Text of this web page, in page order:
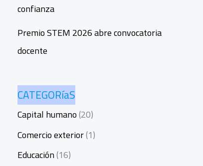
confianza
Premio STEM 2026 abre convocatoria
docente
CATEGORíaS
Capital humano(20)
Comercio exterior(1)
Educación(16)